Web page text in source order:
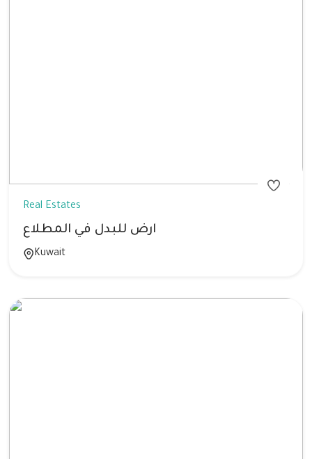
Real Estates
ارض للبدل في المطلاع
Kuwait